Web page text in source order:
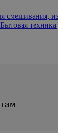
смешивания,
Бытовая техника